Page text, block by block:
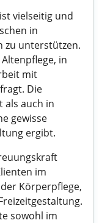
vielseitig und
in
zu unterstützen.
in
mit
Die
als auch in
gewisse
ergibt.
im
Körperpflege,
sowohl im